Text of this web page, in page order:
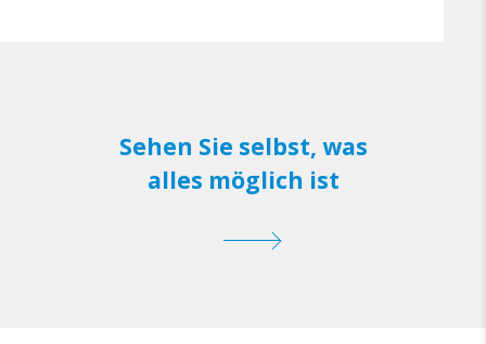
Sehen Sie selbst, was
alles möglich ist